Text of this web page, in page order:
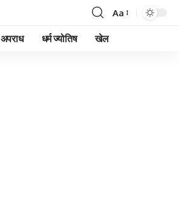
Font
Aa
अपराध धर्म ज्योतिष खेल